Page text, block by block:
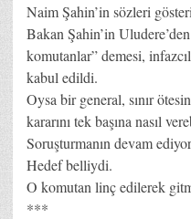
Naim Şahin’in sözleri
Bakan Şahin’in
komutanlar” demesi,
kabul edildi.
Oysa bir general, sınır
kararını tek başına nasıl
Soruşturmanın devam
Hedef belliydi.
O komutan linç edilerek
***